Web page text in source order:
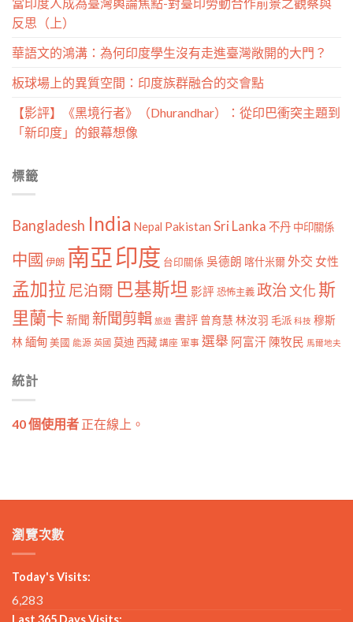
反思（上）
華語文的鴻溝：為何印度學生沒有走進臺灣敞開的大門？
板球場上的異質空間：印度族群融合的交會點
【影評】《黑境行者》（Dhurandhar）：從印巴衝突主題到
「新印度」的銀幕想像
標籤
Bangladesh India Nepal Pakistan Sri Lanka 不丹 中印關係
中國 伊朗 南亞印度 台印關係 吳德朗 喀什米爾外交 女性
孟加拉 尼泊爾 巴基斯坦 影評 恐怖主義 政治文化斯
里蘭卡 新聞 新聞剪輯 旅遊 書評 曾育慧 林汝羽 毛派 科技 穆斯
林 緬甸 美國 能源 英國 莫迪 西藏 講座 軍事 選舉 阿富汗 陳牧民 馬爾地夫
統計
40 個使用者 正在線上。
瀏覽次數
Today's Visits:
6,283